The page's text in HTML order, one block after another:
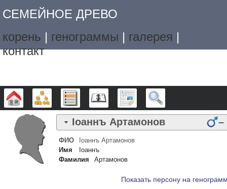
СЕМЕЙНОЕ ДРЕВО
корень | генограммы | галерея |
контакт
Дерево Графики Списки Календарь Отчёты
Iоаннъ Артамонов –
ФИО Iоаннъ Артамонов
Имя
Iоаннъ
Фамилия
Артамонов
Показать персону на